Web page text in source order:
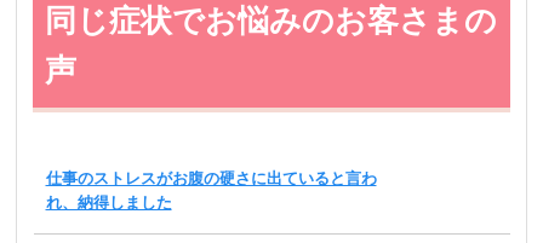
同じ症状でお悩みのお客さまの
声
仕事のストレスがお腹の硬さに出ていると言わ
れ、納得しました